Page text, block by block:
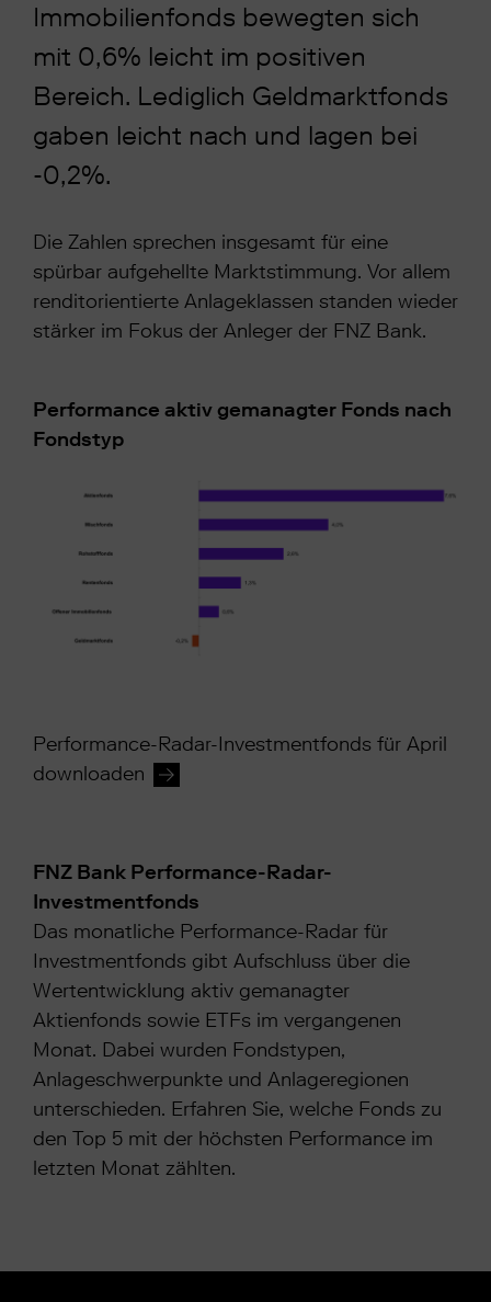
Immobilienfonds bewegten sich
mit 0,6% leicht im positiven
Bereich. Lediglich Geldmarktfonds
gaben leicht nach und lagen bei
-0,2%.
Die Zahlen sprechen insgesamt für eine
spürbar aufgehellte Marktstimmung. Vor allem
renditorientierte Anlageklassen standen wieder
stärker im Fokus der Anleger der FNZ Bank.
Performance aktiv gemanagter Fonds nach
Fondstyp
Performance-Radar-Investmentfonds für April
downloaden
FNZ Bank Performance-Radar-
Investmentfonds
Das monatliche Performance-Radar für
Investmentfonds gibt Aufschluss über die
Wertentwicklung aktiv gemanagter
Aktienfonds sowie ETFs im vergangenen
Monat. Dabei wurden Fondstypen,
Anlageschwerpunkte und Anlageregionen
unterschieden. Erfahren Sie, welche Fonds zu
den Top 5 mit der höchsten Performance im
letzten Monat zählten.